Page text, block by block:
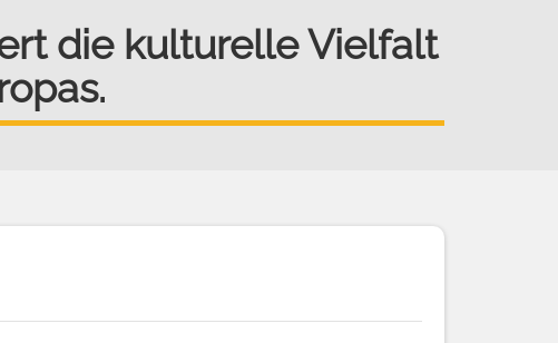
die kulturelle Vielfalt